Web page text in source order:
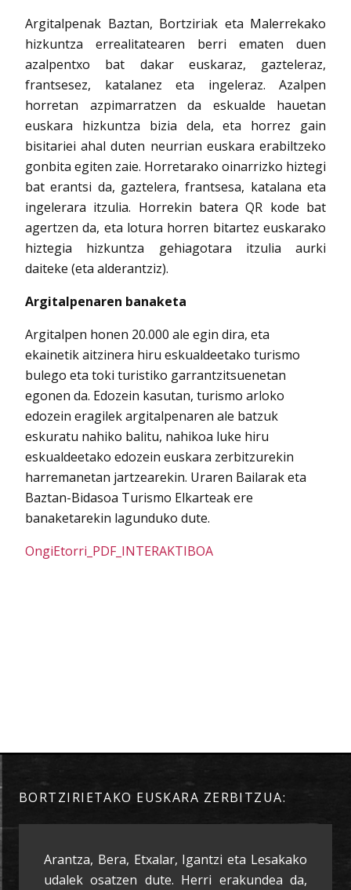
Argitalpenak Baztan, Bortziriak eta Malerrekako
hizkuntza errealitatearen berri ematen duen
azalpentxo bat dakar euskaraz, gazteleraz,
frantsesez, katalanez eta ingeleraz. Azalpen
horretan azpimarratzen da eskualde hauetan
euskara hizkuntza bizia dela, eta horrez gain
bisitariei ahal duten neurrian euskara erabiltzeko
gonbita egiten zaie. Horretarako oinarrizko hiztegi
bat erantsi da, gaztelera, frantsesa, katalana eta
ingelerara itzulia. Horrekin batera QR kode bat
agertzen da, eta lotura horren bitartez euskarako
hiztegia hizkuntza gehiagotara itzulia aurki
daiteke (eta alderantziz).
Argitalpenaren banaketa
Argitalpen honen 20.000 ale egin dira, eta
ekainetik aitzinera hiru eskualdeetako turismo
bulego eta toki turistiko garrantzitsuenetan
egonen da. Edozein kasutan, turismo arloko
edozein eragilek argitalpenaren ale batzuk
eskuratu nahiko balitu, nahikoa luke hiru
eskualdeetako edozein euskara zerbitzurekin
harremanetan jartzearekin. Uraren Bailarak eta
Baztan-Bidasoa Turismo Elkarteak ere
banaketarekin lagunduko dute.
OngiEtorri_PDF_INTERAKTIBOA
BORTZIRIETAKO EUSKARA ZERBITZUA:
Arantza, Bera, Etxalar, Igantzi eta Lesakako
udalek osatzen dute. Herri erakundea da,